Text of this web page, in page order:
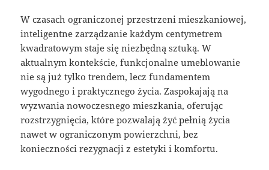
W czasach ograniczonej przestrzeni mieszkaniowej,
inteligentne zarządzanie każdym centymetrem
kwadratowym staje się niezbędną sztuką. W
aktualnym kontekście, funkcjonalne umeblowanie
nie są już tylko trendem, lecz fundamentem
wygodnego i praktycznego życia. Zaspokajają na
wyzwania nowoczesnego mieszkania, oferując
rozstrzygnięcia, które pozwalają żyć pełnią życia
nawet w ograniczonym powierzchni, bez
konieczności rezygnacji z estetyki i komfortu.